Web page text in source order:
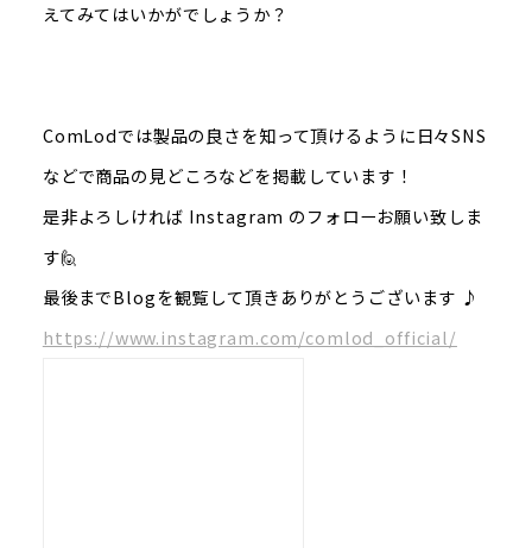
えてみてはいかがでしょうか？
ComLodでは製品の良さを知って頂けるように日々SNS
などで商品の見どころなどを掲載しています！
是非よろしければ Instagram のフォローお願い致しま
す🙋
最後までBlogを観覧して頂きありがとうございます ♪
https://www.instagram.com/comlod_official/